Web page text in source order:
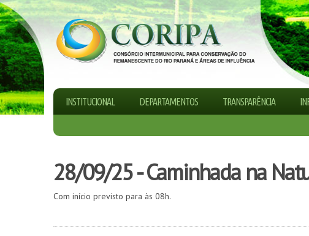
INSTITUCIONAL DEPARTAMENTOS TRANSPARÊNCIA
28/09/25 - Caminhada na
Com início previsto para às 08h.